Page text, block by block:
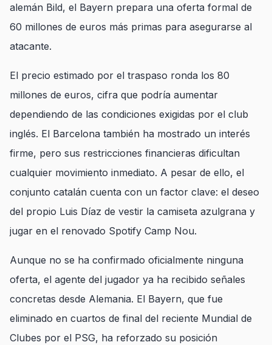
alemán Bild, el Bayern prepara una oferta formal de
60 millones de euros más primas para asegurarse al
atacante.
El precio estimado por el traspaso ronda los 80
millones de euros, cifra que podría aumentar
dependiendo de las condiciones exigidas por el club
inglés. El Barcelona también ha mostrado un interés
firme, pero sus restricciones financieras dificultan
cualquier movimiento inmediato. A pesar de ello, el
conjunto catalán cuenta con un factor clave: el deseo
del propio Luis Díaz de vestir la camiseta azulgrana y
jugar en el renovado Spotify Camp Nou.
Aunque no se ha confirmado oficialmente ninguna
oferta, el agente del jugador ya ha recibido señales
concretas desde Alemania. El Bayern, que fue
eliminado en cuartos de final del reciente Mundial de
Clubes por el PSG, ha reforzado su posición